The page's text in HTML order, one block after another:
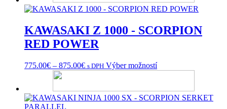
through
1,098.00€
viacero
variantov.
si
KAWASAKI Z 1000 - SCORPION
RED POWER
775.00€ – 875.00€Price
through
875.00€
s DPH Výber možnostíTento
viacero
variantov.